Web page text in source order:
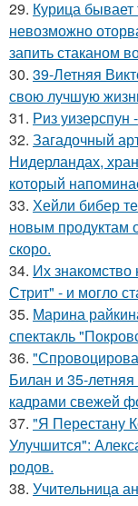
29. Курица бывает
невозможно
запить стаканом
30. 39-Летняя
свою лучшую
31. Риз уизерспун
32. Загадочный
Нидерландах,
который
33. Хейли бибер
новым продуктам
скоро.
34. Их
Стрит" - и могло
35. Марина
спектакль
36.
Билан и 35-
кадрами свежей
37. "Я Перестану
Улучшится":
родов.
38. Учительница